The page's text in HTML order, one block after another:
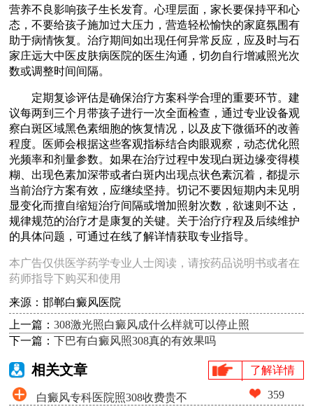
营养不良影响孩子生长发育。心理层面，家长要保持平和心
态，不要给孩子施加过大压力，营造轻松愉快的家庭氛围有
助于病情恢复。治疗期间如出现任何异常反应，应及时与石
家庄远大中医皮肤病医院的医生沟通，切勿自行增减照光次
数或调整时间间隔。
定期复诊评估是确保治疗方案科学合理的重要环节。建
议每两到三个月带孩子进行一次全面检查，通过专业设备观
察白斑区域黑色素细胞的恢复情况，以及皮下微循环的改善
程度。医师会根据这些客观指标结合肉眼观察，动态优化照
光频率和剂量参数。如果在治疗过程中发现白斑边缘变得模
糊、出现色素加深带或者白斑内出现点状色素沉着，都提示
当前治疗方案有效，应继续坚持。切记不要因短期内未见明
显变化而擅自缩短治疗间隔或增加照射次数，欲速则不达，
规律规范的治疗才是康复的关键。关于治疗疗程及后续维护
的具体问题，可通过在线了解详情获取专业指导。
本广告仅供医学药学专业人士阅读，请按药品说明书或者在
药师指导下购买和使用
来源：邯郸白癜风医院
上一篇：308激光照白癜风成什么样就可以停止照
下一篇：下巴有白癜风照308真的有效果吗
相关文章 了解详情
白癜风专科医院照308收费贵不 359